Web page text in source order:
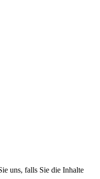
uns, falls Sie die Inhalte